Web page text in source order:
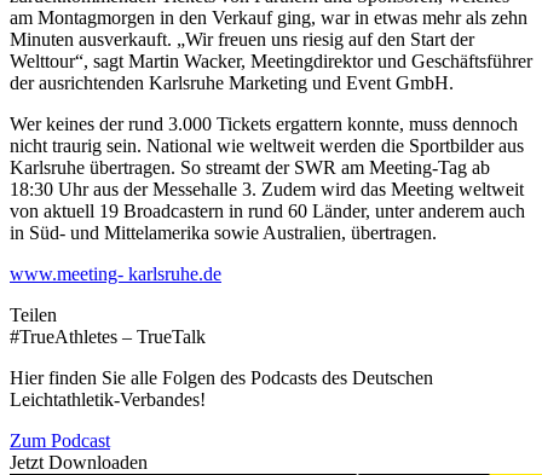
am Montagmorgen in den Verkauf ging, war in etwas mehr als zehn
Minuten ausverkauft. „Wir freuen uns riesig auf den Start der
Welttour“, sagt Martin Wacker, Meetingdirektor und Geschäftsführer
der ausrichtenden Karlsruhe Marketing und Event GmbH.
Wer keines der rund 3.000 Tickets ergattern konnte, muss dennoch
nicht traurig sein. National wie weltweit werden die Sportbilder aus
Karlsruhe übertragen. So streamt der SWR am Meeting-Tag ab
18:30 Uhr aus der Messehalle 3. Zudem wird das Meeting weltweit
von aktuell 19 Broadcastern in rund 60 Länder, unter anderem auch
in Süd- und Mittelamerika sowie Australien, übertragen.
www.meeting- karlsruhe.de
Teilen
#TrueAthletes – TrueTalk
Hier finden Sie alle Folgen des Podcasts des Deutschen
Leichtathletik-Verbandes!
Zum Podcast
Jetzt Downloaden